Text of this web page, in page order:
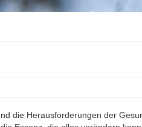
die Herausforderungen der